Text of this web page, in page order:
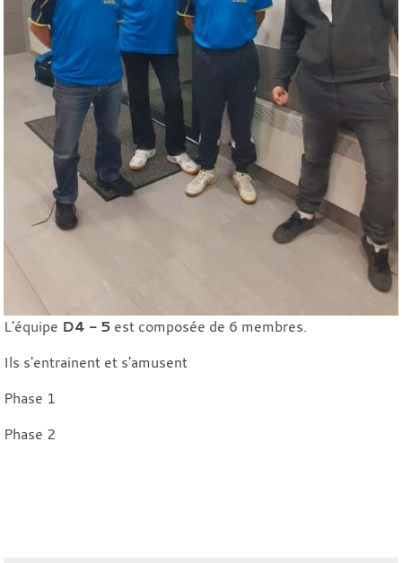
L'équipe D4 - 5 est composée de 6 membres.
Ils s'entrainent et s'amusent
Phase 1
Phase 2